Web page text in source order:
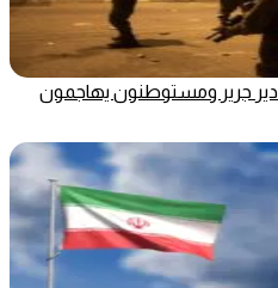
جرير ومستوطنون يهاجمون